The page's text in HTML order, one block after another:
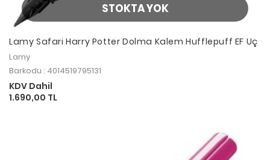
STOKTA YOK
Lamy Safari Harry Potter Dolma Kalem Hufflepuff EF Uç
Lamy
Barkodu : 4014519795131
KDV Dahil
1.690,00 TL